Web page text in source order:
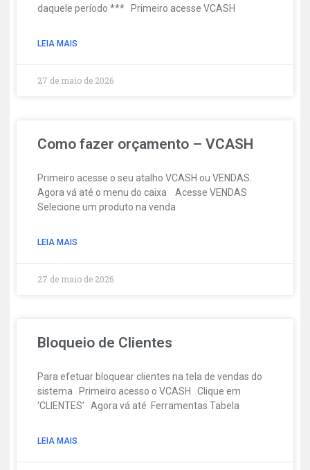
daquele período *** Primeiro acesse VCASH
LEIA MAIS
27 de maio de 2026
Como fazer orçamento – VCASH
Primeiro acesse o seu atalho VCASH ou VENDAS.
Agora vá até o menu do caixa Acesse VENDAS
Selecione um produto na venda
LEIA MAIS
27 de maio de 2026
Bloqueio de Clientes
Para efetuar bloquear clientes na tela de vendas do
sistema Primeiro acesso o VCASH Clique em
‘CLIENTES’ Agora vá até Ferramentas Tabela
LEIA MAIS